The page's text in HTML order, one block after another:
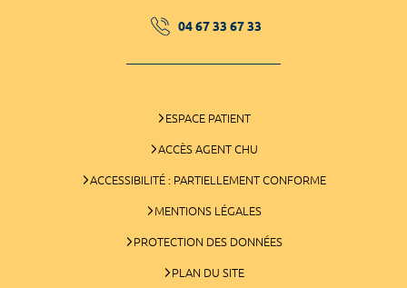
04 67 33 67 33
ESPACE PATIENT
ACCÈS AGENT CHU
ACCESSIBILITÉ : PARTIELLEMENT CONFORME
MENTIONS LÉGALES
PROTECTION DES DONNÉES
PLAN DU SITE